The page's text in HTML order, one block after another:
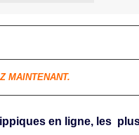
MAINTENANT.
en ligne, les